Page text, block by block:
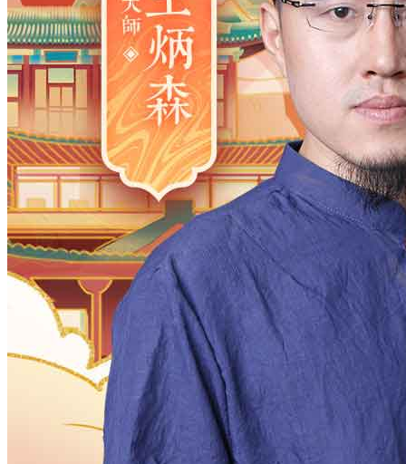
年
2028
2027 2026 2025 2024
2023
2022
2021 2020 2019 2018
2015
2014 2013 2012 2011
2009
2008 2007 2006 2005
2003
2002
2001 2000 1999 1998
1997
1995 1994 1993 1991
1990
1989
1988 1987 1986 1985
1984
1983
1982 1981 1980 1979 1978
1977
1976
1975 1974 1973 1972
1971
1969 1968 1967 1966 1965
1964
1963
1962 1961 1960 1959
1958
1957
1956 1955 1953 1952
1951
1950
1949 1948 1947
1944
1943 1942 1941 1940 1939
1938
1937
1936 1935 1934 1933
1932
1931
1930 1928 1927 1926
1924
1923 1922 1920
1919
1918
1916 1915 1914
1912
1911
1909 1908 1907
1905
1904 1903 1902 1900
12
11 7